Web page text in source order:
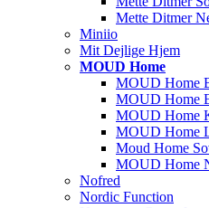
Mette Ditmer
Miniio
Mit Dejlige Hjem
MOUD Home
MOUD Home
MOUD Home
MOUD Home
MOUD Home
Moud Home
MOUD Home
Nofred
Nordic Function